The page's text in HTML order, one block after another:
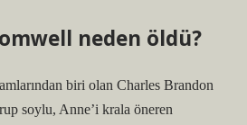
neden öldü?
biri olan Charles Brandon
soylu, Anne’i krala öneren